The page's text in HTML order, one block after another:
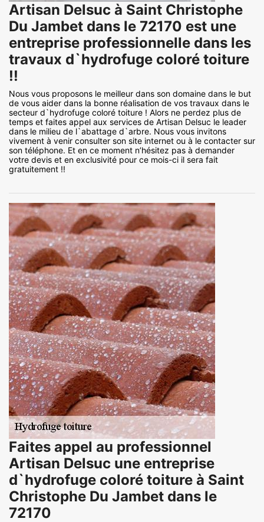
Artisan Delsuc à Saint Christophe
Du Jambet dans le 72170 est une
entreprise professionnelle dans les
travaux d`hydrofuge coloré toiture
!!
Nous vous proposons le meilleur dans son domaine dans le but
de vous aider dans la bonne réalisation de vos travaux dans le
secteur d`hydrofuge coloré toiture ! Alors ne perdez plus de
temps et faites appel aux services de Artisan Delsuc le leader
dans le milieu de l`abattage d`arbre. Nous vous invitons
vivement à venir consulter son site internet ou à le contacter sur
son téléphone. Et en ce moment n’hésitez pas à demander
votre devis et en exclusivité pour ce mois-ci il sera fait
gratuitement !!
Faites appel au professionnel
Artisan Delsuc une entreprise
d`hydrofuge coloré toiture à Saint
Christophe Du Jambet dans le
72170